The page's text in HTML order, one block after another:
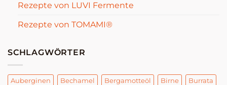
Rezepte von LUVI Fermente
Rezepte von TOMAMI®
SCHLAGWÖRTER
Auberginen Bechamel Bergamotteöl Birne Burrata